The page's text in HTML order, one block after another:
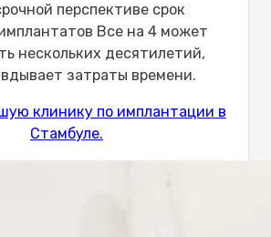
перспективе срок
Все на 4 может
нескольких десятилетий,
затраты времени.
клинику по имплантации в
Стамбуле.